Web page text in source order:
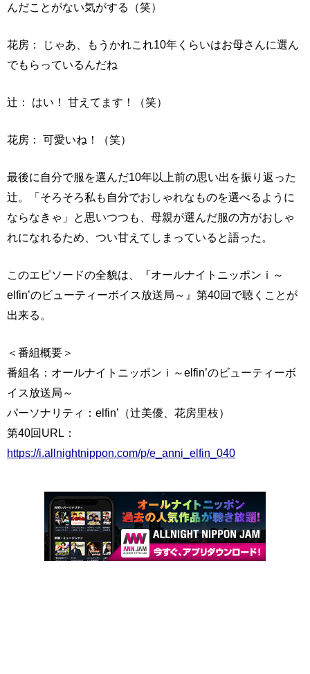
んだことがない気がする（笑）
花房： じゃあ、もうかれこれ10年くらいはお母さんに選ん
でもらっているんだね
辻： はい！ 甘えてます！（笑）
花房： 可愛いね！（笑）
最後に自分で服を選んだ10年以上前の思い出を振り返った
辻。「そろそろ私も自分でおしゃれなものを選べるように
ならなきゃ」と思いつつも、母親が選んだ服の方がおしゃ
れになれるため、つい甘えてしまっていると語った。
このエピソードの全貌は、『オールナイトニッポンｉ～
elfin’のビューティーボイス放送局～』第40回で聴くことが
出来る。
＜番組概要＞
番組名：オールナイトニッポンｉ～elfin’のビューティーボ
イス放送局～
パーソナリティ：elfin’（辻美優、花房里枝）
第40回URL：
https://i.allnightnippon.com/p/e_anni_elfin_040